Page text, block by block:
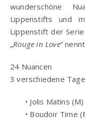
wunderschöne
Lippenstifts und
Lippenstift der
„Rouge in Love“
24 Nuancen
3 verschiedene
• Jolis Matins (M)
• Boudoir Time